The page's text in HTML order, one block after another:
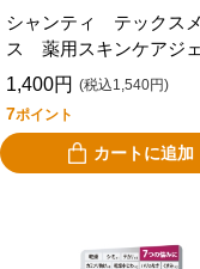
シャンティ テックス
ス 薬用スキンケアジ
ー ＷＨ １５０ｍＬ
1,400円 (税込1,540円)
7ポイント
カートに追加